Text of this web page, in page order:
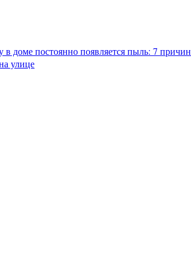
в доме постоянно появляется пыль: 7 причин
улице